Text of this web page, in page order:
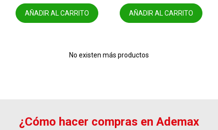
AÑADIR AL CARRITO AÑADIR AL CARRITO
No existen más productos
¿Cómo hacer compras en Ademax